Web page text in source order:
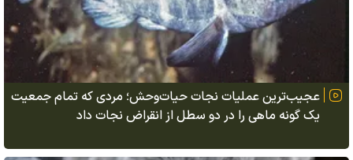
عجیب‌ترین عملیات نجات حیات‌وحش؛ مردی که تمام جمعیت
یک گونه ماهی را در دو سطل از انقراض نجات داد